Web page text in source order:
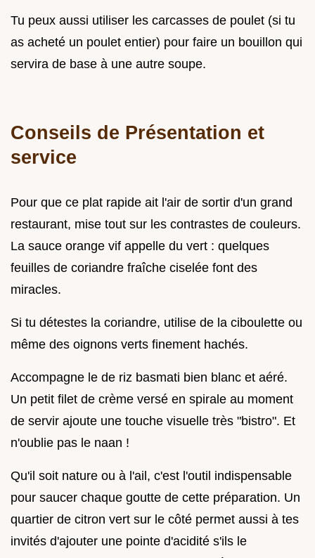
Tu peux aussi utiliser les carcasses de poulet (si tu
as acheté un poulet entier) pour faire un bouillon qui
servira de base à une autre soupe.
Conseils de Présentation et
service
Pour que ce plat rapide ait l'air de sortir d'un grand
restaurant, mise tout sur les contrastes de couleurs.
La sauce orange vif appelle du vert : quelques
feuilles de coriandre fraîche ciselée font des
miracles.
Si tu détestes la coriandre, utilise de la ciboulette ou
même des oignons verts finement hachés.
Accompagne le de riz basmati bien blanc et aéré.
Un petit filet de crème versé en spirale au moment
de servir ajoute une touche visuelle très "bistro". Et
n'oublie pas le naan !
Qu'il soit nature ou à l'ail, c'est l'outil indispensable
pour saucer chaque goutte de cette préparation. Un
quartier de citron vert sur le côté permet aussi à tes
invités d'ajouter une pointe d'acidité s'ils le